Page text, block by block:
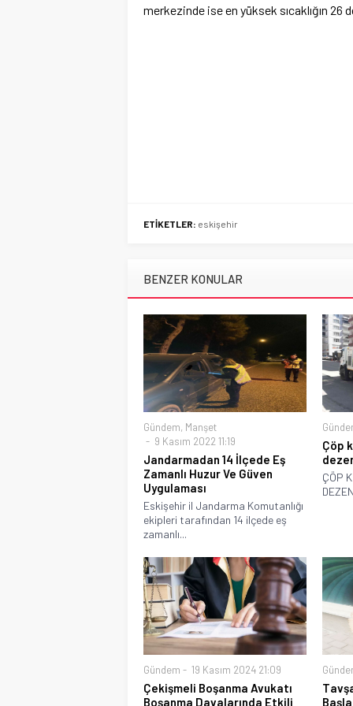
merkezinde ise en yüksek sıcaklığın 26
ETİKETLER: eskişehir
BENZER KONULAR
Gündem, Manşet
9 Kasım 2022 11:19
Jandarmadan 14 İlçede Eş
Zamanlı Huzur Ve Güven
Uygulaması
Eskişehir il Jandarma Komutanlığı
ekipleri tarafından 14 ilçede eş
zamanlı...
Çöp
ÇÖP
Gündem 19 Kasım 2024 21:09
Çekişmeli Boşanma Avukatı
Boşanma Davalarında Etkili